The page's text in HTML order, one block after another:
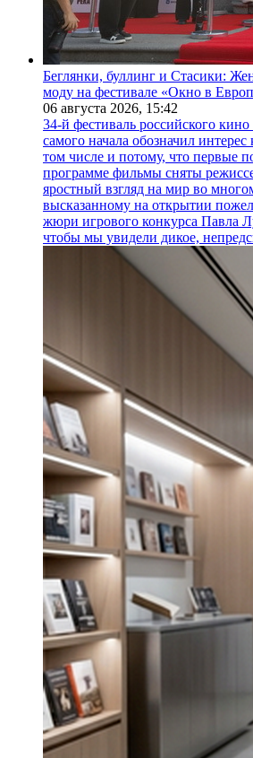
Беглянки, буллинг и Стасики:
моду на фестивале «Окно в
06 августа 2026, 15:42
34-й фестиваль российского
самого начала обозначил
том числе и потому, что первые
программе фильмы сняты
яростный взгляд на мир во
высказанному на открытии
жюри игрового конкурса Павла
чтобы мы увидели дикое,